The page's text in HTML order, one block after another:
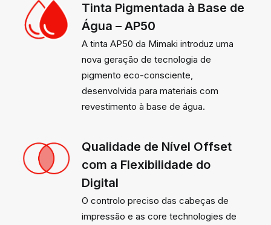
Tinta Pigmentada à Base de
Água – AP50
A tinta AP50 da Mimaki introduz uma
nova geração de tecnologia de
pigmento eco-consciente,
desenvolvida para materiais com
revestimento à base de água.
Qualidade de Nível Offset
com a Flexibilidade do
Digital
O controlo preciso das cabeças de
impressão e as core technologies de